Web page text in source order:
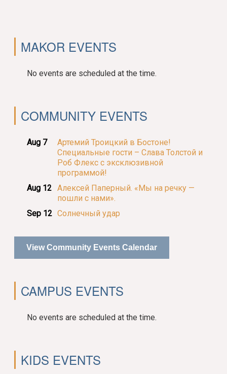
MAKOR EVENTS
No events are scheduled at the time.
COMMUNITY EVENTS
Aug 7
Артемий Троицкий в Бостоне!
Специальные гости – Слава Толстой и
Роб Флекс с эксклюзивной
программой!
Aug 12 Алексей Паперный. «Мы на речку —
пошли с нами».
Sep 12 Солнечный удар
View Community Events Calendar
CAMPUS EVENTS
No events are scheduled at the time.
KIDS EVENTS